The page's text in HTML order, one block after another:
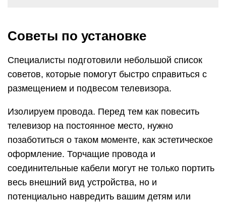
Советы по установке
Специалисты подготовили небольшой список
советов, которые помогут быстро справиться с
размещением и подвесом телевизора.
Изолируем провода. Перед тем как повесить
телевизор на постоянное место, нужно
позаботиться о таком моменте, как эстетическое
оформление. Торчащие провода и
соединительные кабели могут не только портить
весь внешний вид устройства, но и
потенциально навредить вашим детям или